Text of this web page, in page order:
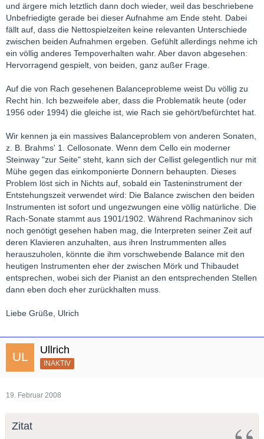
und ärgere mich letztlich dann doch wieder, weil das beschriebene
Unbefriedigte gerade bei dieser Aufnahme am Ende steht. Dabei
fällt auf, dass die Nettospielzeiten keine relevanten Unterschiede
zwischen beiden Aufnahmen ergeben. Gefühlt allerdings nehme ich
ein völlig anderes Tempoverhalten wahr. Aber davon abgesehen:
Hervorragend gespielt, von beiden, ganz außer Frage.
Auf die von Rach gesehenen Balanceprobleme weist Du völlig zu
Recht hin. Ich bezweifele aber, dass die Problematik heute (oder
1956 oder 1994) die gleiche ist, wie Rach sie gehört/befürchtet hat.
Wir kennen ja ein massives Balanceproblem von anderen Sonaten,
z. B. Brahms' 1. Cellosonate. Wenn dem Cello ein moderner
Steinway "zur Seite" steht, kann sich der Cellist gelegentlich nur mit
Mühe gegen das einkomponierte Donnern behaupten. Dieses
Problem löst sich in Nichts auf, sobald ein Tasteninstrument der
Entstehungszeit verwendet wird: Die Balance zwischen den beiden
Instrumenten ist sofort und ungezwungen eine völlig natürliche. Die
Rach-Sonate stammt aus 1901/1902. Während Rachmaninov sich
noch genötigt gesehen haben mag, die Interpreten seiner Zeit auf
deren Klavieren anzuhalten, aus ihren Instrummenten alles
herauszuholen, könnte die ihm vorschwebende Balance mit den
heutigen Instrumenten eher der zwischen Mörk und Thibaudet
entsprechen, wobei sich der Pianist an den entsprechenden Stellen
dann eben doch eher zurückhalten muss.
Liebe Grüße, Ulrich
Ullrich
INAKTIV
19. Februar 2008
Zitat